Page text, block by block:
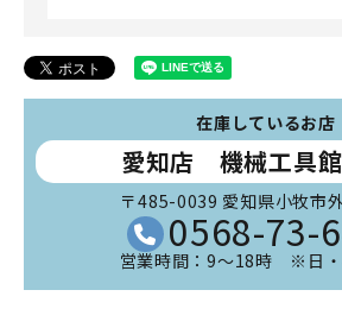
在庫しているお店
愛知店 機械工具
〒485-0039 愛知県小牧市
0568-73-
営業時間：9～18時 ※日・